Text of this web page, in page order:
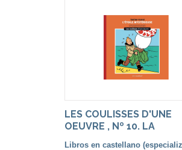
LES COULISSES D'UNE
OEUVRE , Nº 10. LA
Libros en castellano